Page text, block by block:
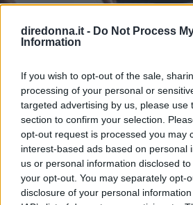
diredonna.it - Do Not Process
Information
If you wish to opt-out of the sale,
processing of your personal or
targeted advertising by us, please use
section to confirm your selection.
opt-out request is processed you may
interest-based ads based on personal
us or personal information disclosed
your opt-out. You may separately opt-
disclosure of your personal
BORSE
Borse: 5 tendenze
autunno/inverno
le strade
Dalle maxi bag da giorno alle
passando per tutte le nuances del